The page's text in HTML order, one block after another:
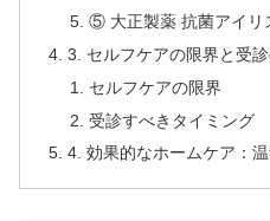
⑤ 大正製薬 抗菌アイリ
3. セルフケアの限界と受
セルフケアの限界
受診すべきタイミング
4. 効果的なホームケア：